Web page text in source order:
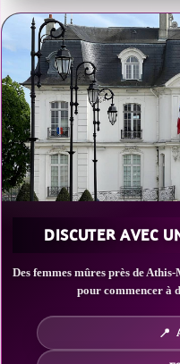
DISCUTER AVEC
Des femmes mûres près de
pour commencer à